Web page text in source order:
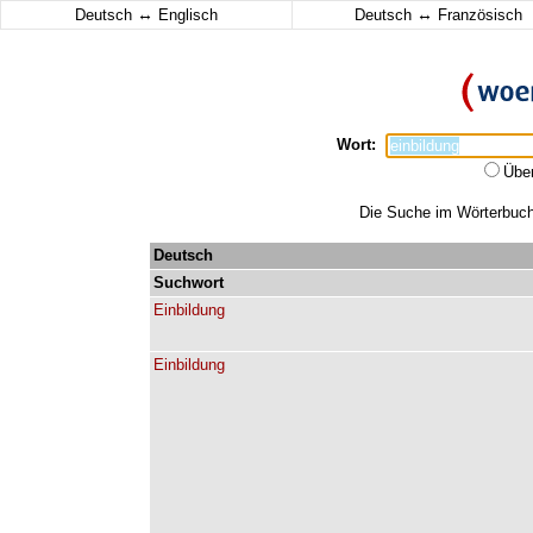
Deutsch ↔ Englisch Deutsch ↔ Französisch
Wort:
Die Suche im
Deutsch
Suchwort
Einbildung
Einbildung